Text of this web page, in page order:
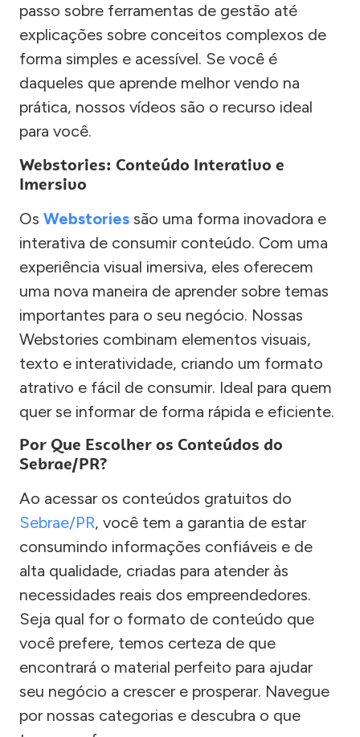
passo sobre ferramentas de gestão até
explicações sobre conceitos complexos de
forma simples e acessível. Se você é
daqueles que aprende melhor vendo na
prática, nossos vídeos são o recurso ideal
para você.
Webstories: Conteúdo Interativo e
Imersivo
Os Webstories são uma forma inovadora e
interativa de consumir conteúdo. Com uma
experiência visual imersiva, eles oferecem
uma nova maneira de aprender sobre temas
importantes para o seu negócio. Nossas
Webstories combinam elementos visuais,
texto e interatividade, criando um formato
atrativo e fácil de consumir. Ideal para quem
quer se informar de forma rápida e eficiente.
Por Que Escolher os Conteúdos do
Sebrae/PR?
Ao acessar os conteúdos gratuitos do
Sebrae/PR, você tem a garantia de estar
consumindo informações confiáveis e de
alta qualidade, criadas para atender às
necessidades reais dos empreendedores.
Seja qual for o formato de conteúdo que
você prefere, temos certeza de que
encontrará o material perfeito para ajudar
seu negócio a crescer e prosperar. Navegue
por nossas categorias e descubra o que